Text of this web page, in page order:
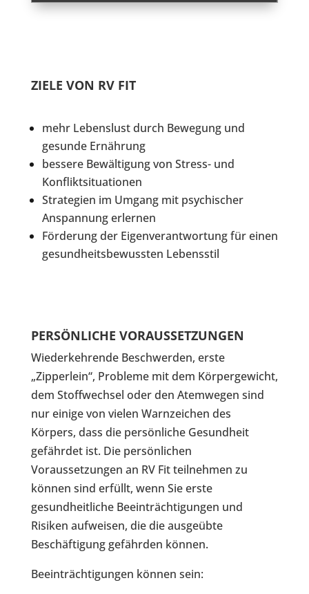
ZIELE VON RV FIT
mehr Lebenslust durch Bewegung und
gesunde Ernährung
bessere Bewältigung von Stress- und
Konfliktsituationen
Strategien im Umgang mit psychischer
Anspannung erlernen
Förderung der Eigenverantwortung für einen
gesundheitsbewussten Lebensstil
PERSÖNLICHE VORAUSSETZUNGEN
Wiederkehrende Beschwerden, erste
„Zipperlein“, Probleme mit dem Körpergewicht,
dem Stoffwechsel oder den Atemwegen sind
nur einige von vielen Warnzeichen des
Körpers, dass die persönliche Gesundheit
gefährdet ist. Die persönlichen
Voraussetzungen an RV Fit teilnehmen zu
können sind erfüllt, wenn Sie erste
gesundheitliche Beeinträchtigungen und
Risiken aufweisen, die die ausgeübte
Beschäftigung gefährden können.
Beeinträchtigungen können sein: